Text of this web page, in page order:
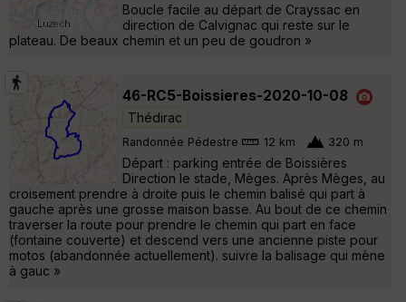
Boucle facile au départ de Crayssac en
direction de Calvignac qui reste sur le
plateau. De beaux chemin et un peu de goudron »
46-RC5-Boissieres-2020-10-08
Thédirac
Randonnée Pédestre 12 km 320 m
Départ : parking entrée de Boissières
Direction le stade, Mèges. Après Mèges, au
croisement prendre à droite puis le chemin balisé qui part à
gauche après une grosse maison basse. Au bout de ce chemin
traverser la route pour prendre le chemin qui part en face
(fontaine couverte) et descend vers une ancienne piste pour
motos (abandonnée actuellement). suivre la balisage qui mène
à gauc »